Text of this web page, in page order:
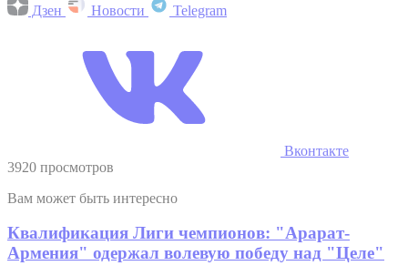
Дзен Новости Telegram
Вконтакте
3920 просмотров
Вам может быть интересно
Квалификация Лиги чемпионов: "Арарат-
Армения" одержал волевую победу над "Целе"